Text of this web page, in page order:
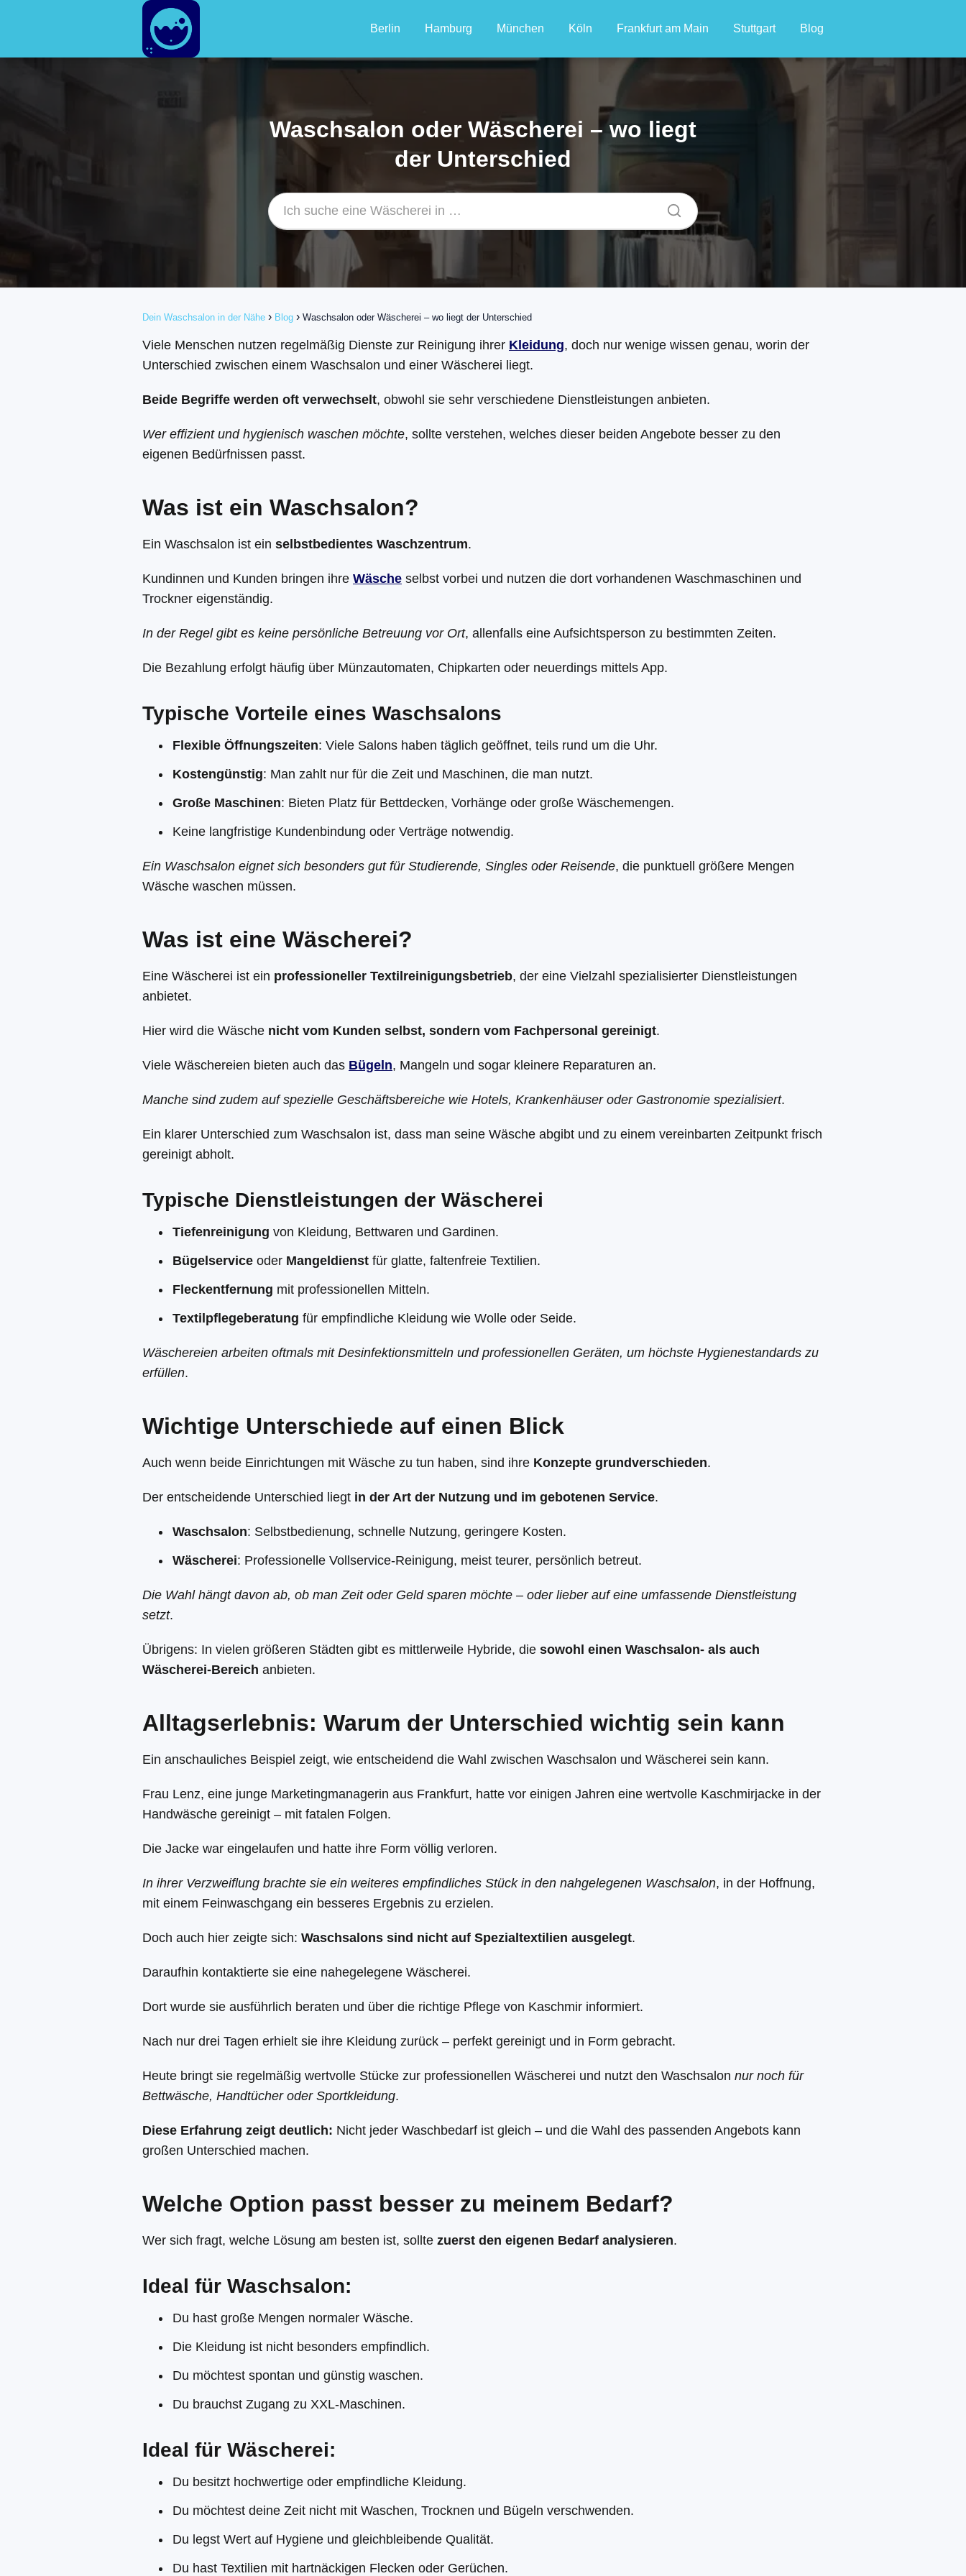
Berlin Hamburg München Köln Frankfurt am Main Stuttgart Blog
Waschsalon oder Wäscherei – wo liegt
der Unterschied
Dein Waschsalon in der Nähe Blog Waschsalon oder Wäscherei – wo liegt der Unterschied
Viele Menschen nutzen regelmäßig Dienste zur Reinigung ihrer Kleidung, doch nur wenige wissen genau, worin der
Unterschied zwischen einem Waschsalon und einer Wäscherei liegt.
Beide Begriffe werden oft verwechselt, obwohl sie sehr verschiedene Dienstleistungen anbieten.
Wer effizient und hygienisch waschen möchte, sollte verstehen, welches dieser beiden Angebote besser zu den
eigenen Bedürfnissen passt.
Was ist ein Waschsalon?
Ein Waschsalon ist ein selbstbedientes Waschzentrum.
Kundinnen und Kunden bringen ihre Wäsche selbst vorbei und nutzen die dort vorhandenen Waschmaschinen und
Trockner eigenständig.
In der Regel gibt es keine persönliche Betreuung vor Ort, allenfalls eine Aufsichtsperson zu bestimmten Zeiten.
Die Bezahlung erfolgt häufig über Münzautomaten, Chipkarten oder neuerdings mittels App.
Typische Vorteile eines Waschsalons
Flexible Öffnungszeiten: Viele Salons haben täglich geöffnet, teils rund um die Uhr.
Kostengünstig: Man zahlt nur für die Zeit und Maschinen, die man nutzt.
Große Maschinen: Bieten Platz für Bettdecken, Vorhänge oder große Wäschemengen.
Keine langfristige Kundenbindung oder Verträge notwendig.
Ein Waschsalon eignet sich besonders gut für Studierende, Singles oder Reisende, die punktuell größere Mengen
Wäsche waschen müssen.
Was ist eine Wäscherei?
Eine Wäscherei ist ein professioneller Textilreinigungsbetrieb, der eine Vielzahl spezialisierter Dienstleistungen
anbietet.
Hier wird die Wäsche nicht vom Kunden selbst, sondern vom Fachpersonal gereinigt.
Viele Wäschereien bieten auch das Bügeln, Mangeln und sogar kleinere Reparaturen an.
Manche sind zudem auf spezielle Geschäftsbereiche wie Hotels, Krankenhäuser oder Gastronomie spezialisiert.
Ein klarer Unterschied zum Waschsalon ist, dass man seine Wäsche abgibt und zu einem vereinbarten Zeitpunkt frisch
gereinigt abholt.
Typische Dienstleistungen der Wäscherei
Tiefenreinigung von Kleidung, Bettwaren und Gardinen.
Bügelservice oder Mangeldienst für glatte, faltenfreie Textilien.
Fleckentfernung mit professionellen Mitteln.
Textilpflegeberatung für empfindliche Kleidung wie Wolle oder Seide.
Wäschereien arbeiten oftmals mit Desinfektionsmitteln und professionellen Geräten, um höchste Hygienestandards zu
erfüllen.
Wichtige Unterschiede auf einen Blick
Auch wenn beide Einrichtungen mit Wäsche zu tun haben, sind ihre Konzepte grundverschieden.
Der entscheidende Unterschied liegt in der Art der Nutzung und im gebotenen Service.
Waschsalon: Selbstbedienung, schnelle Nutzung, geringere Kosten.
Wäscherei: Professionelle Vollservice-Reinigung, meist teurer, persönlich betreut.
Die Wahl hängt davon ab, ob man Zeit oder Geld sparen möchte – oder lieber auf eine umfassende Dienstleistung
setzt.
Übrigens: In vielen größeren Städten gibt es mittlerweile Hybride, die sowohl einen Waschsalon- als auch
Wäscherei-Bereich anbieten.
Alltagserlebnis: Warum der Unterschied wichtig sein kann
Ein anschauliches Beispiel zeigt, wie entscheidend die Wahl zwischen Waschsalon und Wäscherei sein kann.
Frau Lenz, eine junge Marketingmanagerin aus Frankfurt, hatte vor einigen Jahren eine wertvolle Kaschmirjacke in der
Handwäsche gereinigt – mit fatalen Folgen.
Die Jacke war eingelaufen und hatte ihre Form völlig verloren.
In ihrer Verzweiflung brachte sie ein weiteres empfindliches Stück in den nahgelegenen Waschsalon, in der Hoffnung,
mit einem Feinwaschgang ein besseres Ergebnis zu erzielen.
Doch auch hier zeigte sich: Waschsalons sind nicht auf Spezialtextilien ausgelegt.
Daraufhin kontaktierte sie eine nahegelegene Wäscherei.
Dort wurde sie ausführlich beraten und über die richtige Pflege von Kaschmir informiert.
Nach nur drei Tagen erhielt sie ihre Kleidung zurück – perfekt gereinigt und in Form gebracht.
Heute bringt sie regelmäßig wertvolle Stücke zur professionellen Wäscherei und nutzt den Waschsalon nur noch für
Bettwäsche, Handtücher oder Sportkleidung.
Diese Erfahrung zeigt deutlich: Nicht jeder Waschbedarf ist gleich – und die Wahl des passenden Angebots kann
großen Unterschied machen.
Welche Option passt besser zu meinem Bedarf?
Wer sich fragt, welche Lösung am besten ist, sollte zuerst den eigenen Bedarf analysieren.
Ideal für Waschsalon:
Du hast große Mengen normaler Wäsche.
Die Kleidung ist nicht besonders empfindlich.
Du möchtest spontan und günstig waschen.
Du brauchst Zugang zu XXL-Maschinen.
Ideal für Wäscherei:
Du besitzt hochwertige oder empfindliche Kleidung.
Du möchtest deine Zeit nicht mit Waschen, Trocknen und Bügeln verschwenden.
Du legst Wert auf Hygiene und gleichbleibende Qualität.
Du hast Textilien mit hartnäckigen Flecken oder Gerüchen.